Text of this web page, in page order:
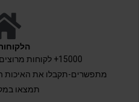
15000+ לקוחות
מתפשרים-תקבלו את האיכות
תמצאו